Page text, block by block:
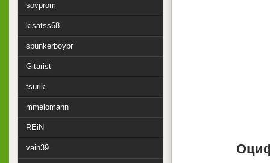
sovprom
kisatss68
spunkerboybr
Gitarist
tsurik
mmelomann
REiN
vain39